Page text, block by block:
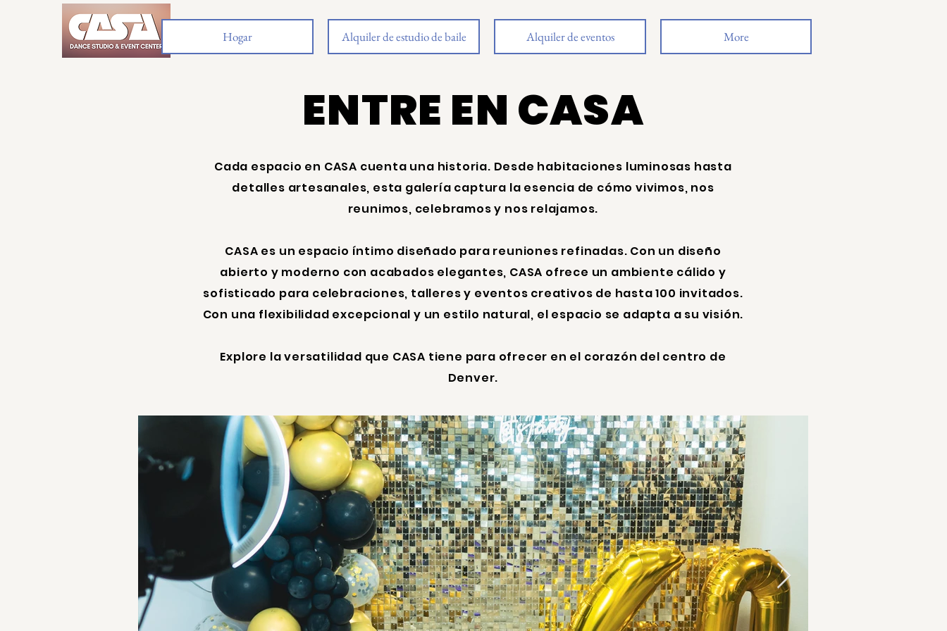
Hogar Alquiler de estudio de baile Alquiler de eventos More
ENTRE EN CASA
Cada espacio en CASA cuenta una historia. Desde habitaciones luminosas hasta
detalles artesanales, esta galería captura la esencia de cómo vivimos, nos
reunimos, celebramos y nos relajamos.
CASA es un espacio íntimo diseñado para reuniones refinadas. Con un diseño
abierto y moderno con acabados elegantes, CASA ofrece un ambiente cálido y
sofisticado para celebraciones, talleres y eventos creativos de hasta 100 invitados.
Con una flexibilidad excepcional y un estilo natural, el espacio se adapta a su visión.
Explore la versatilidad que CASA tiene para ofrecer en el corazón del centro de
Denver.